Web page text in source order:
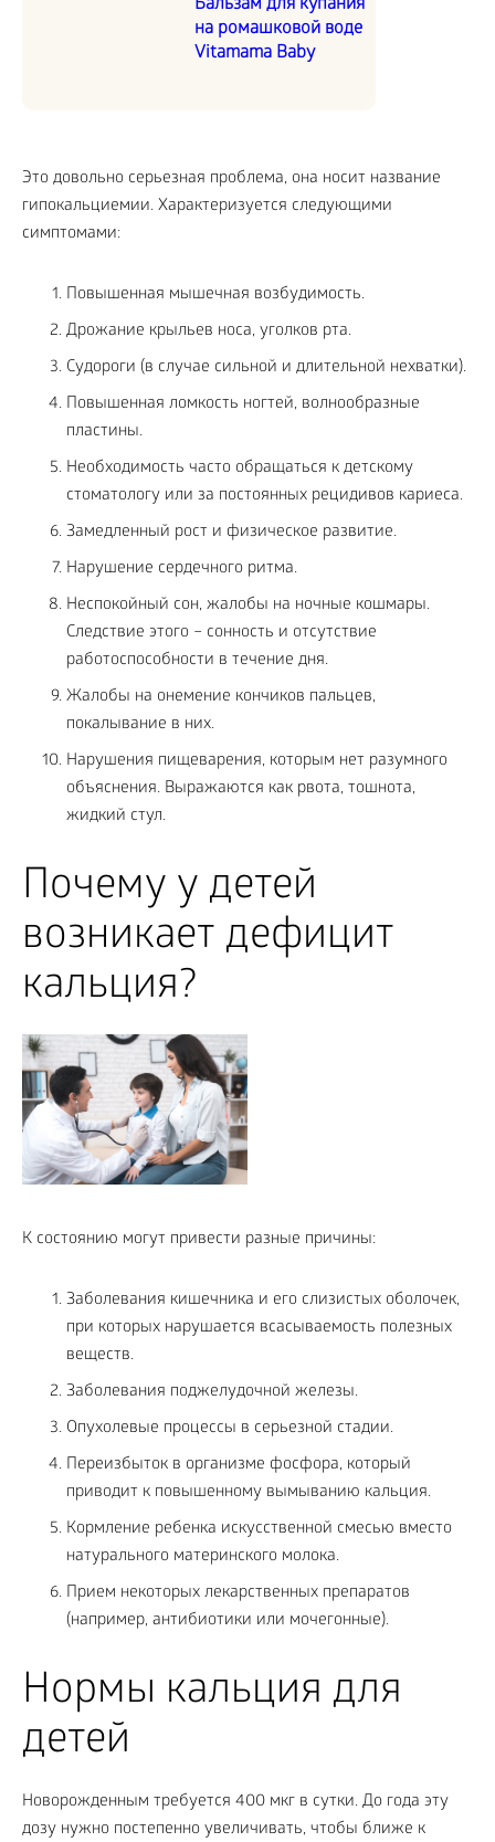
Бальзам для купания
на ромашковой воде
Vitamama Baby
Это довольно серьезная проблема, она носит название
гипокальциемии. Характеризуется следующими
симптомами:
Повышенная мышечная возбудимость.
Дрожание крыльев носа, уголков рта.
Судороги (в случае сильной и длительной нехватки).
Повышенная ломкость ногтей, волнообразные
пластины.
Необходимость часто обращаться к детскому
стоматологу или за постоянных рецидивов кариеса.
Замедленный рост и физическое развитие.
Нарушение сердечного ритма.
Неспокойный сон, жалобы на ночные кошмары.
Следствие этого – сонность и отсутствие
работоспособности в течение дня.
Жалобы на онемение кончиков пальцев,
покалывание в них.
Нарушения пищеварения, которым нет разумного
объяснения. Выражаются как рвота, тошнота,
жидкий стул.
Почему у детей
возникает дефицит
кальция?
К состоянию могут привести разные причины:
Заболевания кишечника и его слизистых оболочек,
при которых нарушается всасываемость полезных
веществ.
Заболевания поджелудочной железы.
Опухолевые процессы в серьезной стадии.
Переизбыток в организме фосфора, который
приводит к повышенному вымыванию кальция.
Кормление ребенка искусственной смесью вместо
натурального материнского молока.
Прием некоторых лекарственных препаратов
(например, антибиотики или мочегонные).
Нормы кальция для
детей
Новорожденным требуется 400 мкг в сутки. До года эту
дозу нужно постепенно увеличивать, чтобы ближе к